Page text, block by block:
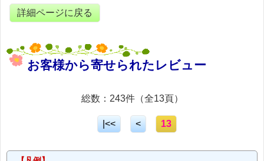
詳細ページに戻る
お客様から寄せられたレビュー
総数：243件（全13頁）
|<< < 13